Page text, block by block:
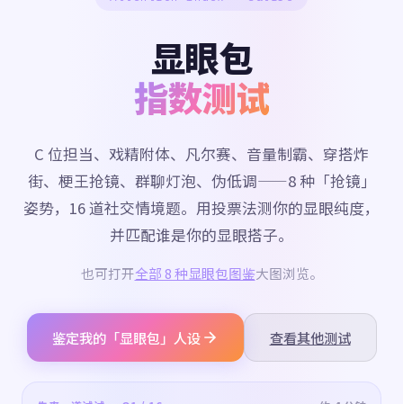
显眼包
指数测试
C 位担当、戏精附体、凡尔赛、音量制霸、穿搭炸
街、梗王抢镜、群聊灯泡、伪低调——8 种「抢镜」
姿势，16 道社交情境题。用投票法测你的显眼纯度，
并匹配谁是你的显眼搭子。
也可打开全部 8 种显眼包图鉴大图浏览。
鉴定我的「显眼包」人设 查看其他测试